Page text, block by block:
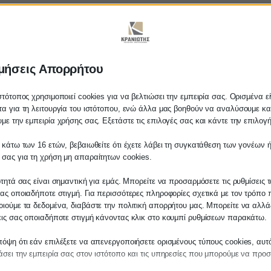
εντός του 2022 –πέραν του 2% που θα
ρυθμοί ανάπτυξης δημιουργούν
Ηνέα διαδικασίαδιαβούλευσης για τον
σε οποιαδήποτε παραγγελία
παρακαλούμε επικοινωνήστε μαζί μας
στο27210 62510-529, είτε μέσω email στο
για να επιβεβαιώσουμε
υπόθεση σας.
Απορρήτου
χρησιμοποιεί cookies για να βελτιώσει την εμπειρία σας. Ορισμένα
για τη λειτουργία του ιστότοπου, ενώ άλλα μας βοηθούν να αναλύσουμε
την εμπειρία χρήσης σας. Εξετάστε τις επιλογές σας και κάντε την
κάτω των 16 ετών, βεβαιωθείτε ότι έχετε λάβει τη συγκατάθεση των γονέων
για τη χρήση μη απαραίτητων cookies.
σας είναι σημαντική για εμάς. Μπορείτε να προσαρμόσετε τις ρυθμίσεις
οποιαδήποτε στιγμή. Για περισσότερες πληροφορίες σχετικά με τον τρόπο
τα δεδομένα, διαβάστε την πολιτική απορρήτου μας. Μπορείτε να
σας οποιαδήποτε στιγμή κάνοντας κλικ στο κουμπί ρυθμίσεων παρακάτω.
ότι εάν επιλέξετε να απενεργοποιήσετε ορισμένους τύπους cookies,
την εμπειρία σας στον ιστότοπο και τις υπηρεσίες που μπορούμε να